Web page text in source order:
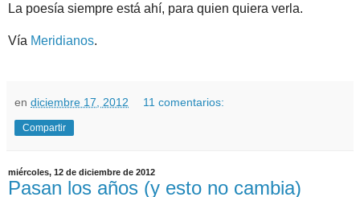
La poesía siempre está ahí, para quien quiera verla.
Vía Meridianos.
en diciembre 17, 2012 11 comentarios:
Compartir
miércoles, 12 de diciembre de 2012
Pasan los años (y esto no cambia)